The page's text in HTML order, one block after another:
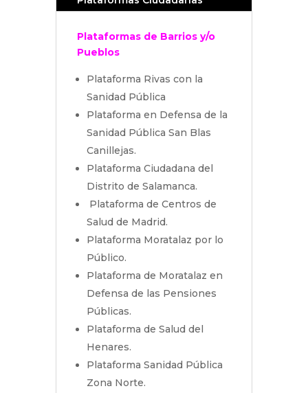
Plataformas de Barrios y/o
Pueblos
Plataforma Rivas con la
Sanidad Pública
Plataforma en Defensa de la
Sanidad Pública San Blas
Canillejas.
Plataforma Ciudadana del
Distrito de Salamanca.
Plataforma de Centros de
Salud de Madrid.
Plataforma Moratalaz por lo
Público.
Plataforma de Moratalaz en
Defensa de las Pensiones
Públicas.
Plataforma de Salud del
Henares.
Plataforma Sanidad Pública
Zona Norte.